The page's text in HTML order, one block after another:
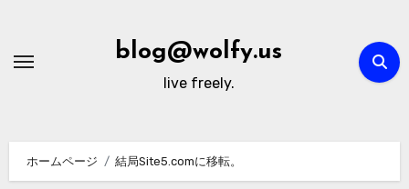
blog@wolfy.us
live freely.
ホームページ 結局Site5.comに移転。